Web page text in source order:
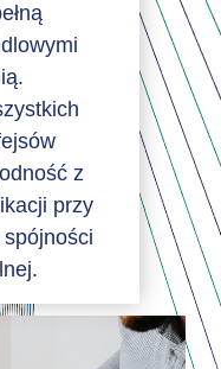
z
przy